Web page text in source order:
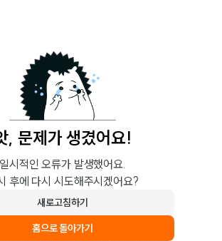
, 문제가 생겼어요!
일시적인 오류가 발생했어요.
후에 다시 시도해주시겠어요?
새로고침하기
홈으로 돌아가기